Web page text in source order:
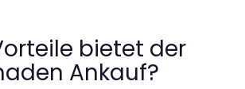
bietet der
Ankauf?